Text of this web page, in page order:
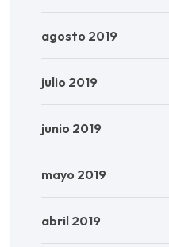
agosto 2019
julio 2019
junio 2019
mayo 2019
abril 2019